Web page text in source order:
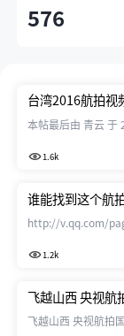
576
台湾2016航拍视
本帖最后由 青云 于
1.6k
谁能找到这个航
http://v.qq.com/
1.2k
飞越山西
飞越山西 央视航拍国际大奖 飞